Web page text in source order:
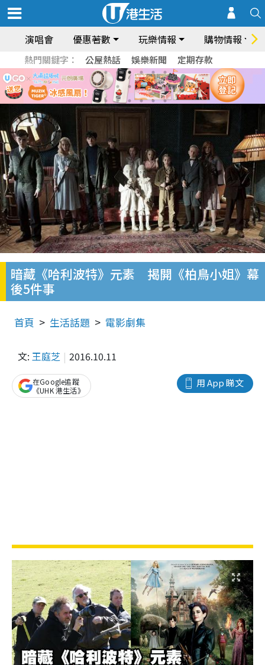
演唱會 優惠著數 玩樂情報 購物情報
熱門關鍵字： 公屋熱話 娛樂新聞 定期存款
暗藏《哈利波特》元素 揭開《柏鳥小姐》幕
後5件事
首頁 生活話題 電影劇集
文: 王庭芝 2016.10.11
用 App 睇文
在Google追蹤
《UHK 港生活》